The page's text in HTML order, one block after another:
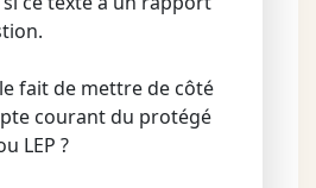
fait de mettre de côté
courant du protégé
LEP ?